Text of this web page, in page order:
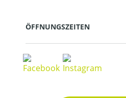
ÖFFNUNGSZEITEN